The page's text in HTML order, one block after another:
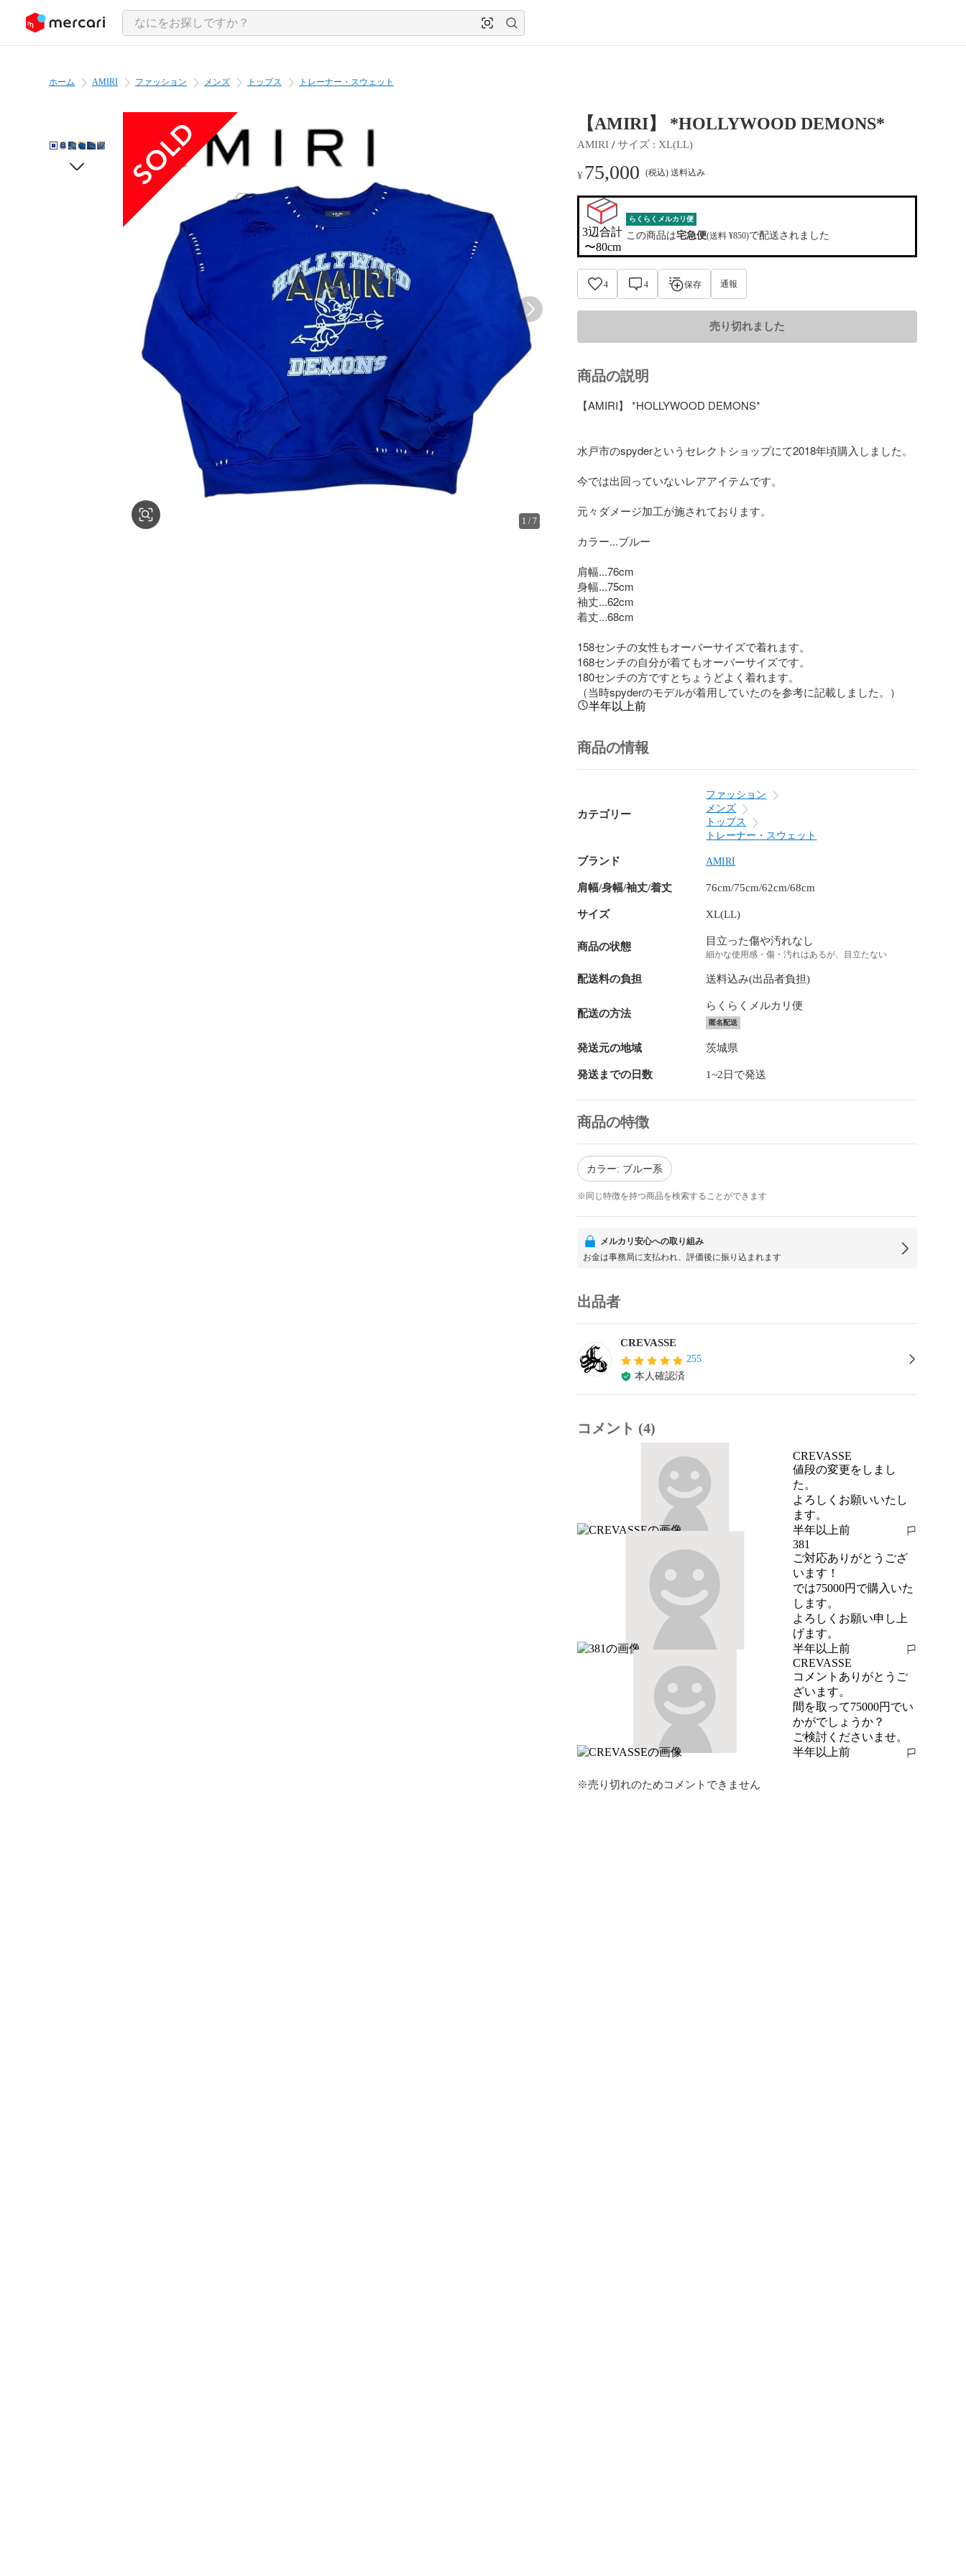
ツにスキップ
ホーム AMIRI ファッション メンズ トップス トレーナー・スウェット
1 /7
【AMIRI】 *HOLLYWOOD DEMONS*
AMIRI / サイズ : XL(LL)
¥ 75,000 (税込) 送料込み
3辺合計
〜80cm
らくらくメルカリ便
この商品は宅急便(送料 ¥850)で配送されました
4 4 保存 通報
売り切れました
商品の説明
【AMIRI】 *HOLLYWOOD DEMONS*
水戸市のspyderというセレクトショップにて2018年頃購入しました。
今では出回っていないレアアイテムです。
元々ダメージ加工が施されております。
カラー...ブルー
肩幅...76cm
身幅...75cm
袖丈...62cm
着丈...68cm
158センチの女性もオーバーサイズで着れます。
168センチの自分が着てもオーバーサイズです。
180センチの方ですとちょうどよく着れます。
（当時spyderのモデルが着用していたのを参考に記載しました。）
半年以上前
商品の情報
カテゴリー
ファッション
メンズ
トップス
トレーナー・スウェット
ブランド AMIRI
肩幅/身幅/袖丈/着丈 76cm/75cm/62cm/68cm
サイズ XL(LL)
商品の状態 目立った傷や汚れなし
細かな使用感・傷・汚れはあるが、目立たない
配送料の負担 送料込み(出品者負担)
配送の方法
らくらくメルカリ便
匿名配送
発送元の地域 茨城県
発送までの日数 1~2日で発送
商品の特徴
カラー: ブルー系
※同じ特徴を持つ商品を検索することができます
メルカリ安心への取り組み
お金は事務局に支払われ、評価後に振り込まれます
出品者
CREVASSE
255
本人確認済
コメント (4)
CREVASSE
値段の変更をしまし
た。
よろしくお願いいたし
ます。
半年以上前
報告する
381
ご対応ありがとうござ
います！
では75000円で購入いた
します。
よろしくお願い申し上
げます。
半年以上前
報告する
CREVASSE
コメントありがとうご
ざいます。
間を取って75000円でい
かがでしょうか？
ご検討くださいませ。
半年以上前
報告する
※売り切れのためコメントできません